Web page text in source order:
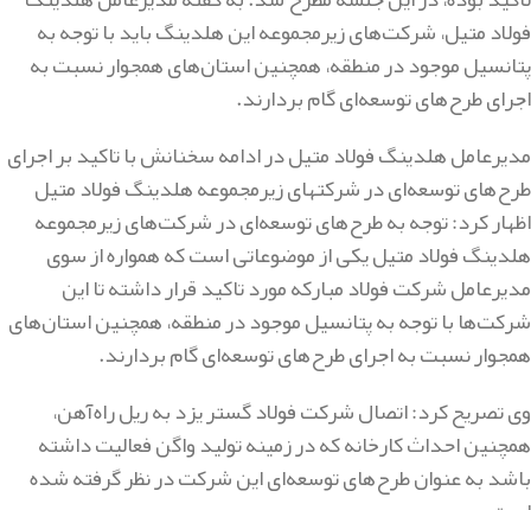
فولاد متیل، شرکت‌های زیرمجموعه این هلدینگ باید با توجه به
پتانسیل موجود در منطقه، همچنین استان‌های همجوار نسبت به
اجرای طرح‌های توسعه‌ای گام بردارند.
مدیرعامل هلدینگ فولاد متیل در ادامه سخنانش با تاکید بر اجرای
طرح‌های توسعه‌ای در شرکتهای زیرمجموعه هلدینگ فولاد متیل
اظهار کرد: توجه به طرح‌های توسعه‌ای در شرکت‌های زیرمجموعه
هلدینگ فولاد متیل یکی از موضوعاتی است که همواره از سوی
مدیرعامل شرکت فولاد مبارکه مورد تاکید قرار داشته تا این
شرکت‌ها با توجه به پتانسیل موجود در منطقه، همچنین استان‌های
همجوار نسبت به اجرای طرح‌های توسعه‌ای گام بردارند.
وی تصریح کرد: اتصال شرکت فولاد گستر یزد به ریل راه‌آهن،
همچنین احداث کارخانه که در زمینه تولید واگن فعالیت داشته
باشد به عنوان طرح‌های توسعه‌ای این شرکت در نظر گرفته شده